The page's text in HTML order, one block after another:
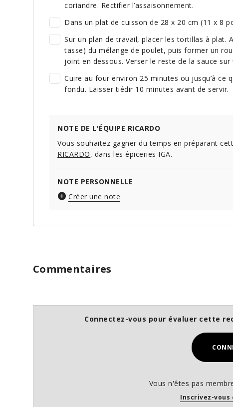
coriandre. Rectifier l’assaisonnement.
Dans un plat de cuisson de 28 x 20 cm (11 x 8
Sur un plan de travail, placer les tortillas à plat.
tasse) du mélange de poulet, puis former un
joint en dessous. Verser le reste de la sauce
Cuire au four environ 25 minutes ou jusqu’à ce
fondu. Laisser tiédir 10 minutes avant de servir.
NOTE DE L'ÉQUIPE RICARDO
Vous souhaitez gagner du temps en préparant
RICARDO, dans les épiceries IGA.
NOTE PERSONNELLE
Créer une note
Commentaires
Connectez-vous pour évaluer cette
Vous n'êtes pas
Inscrivez-vous